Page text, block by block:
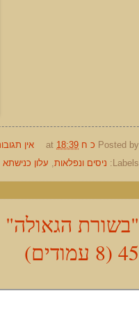
Posted by כ ח at 18:39
אין
Labels:
ניסים ונפלאות, עלון
"בשורת הגאולה"
45 (8 עמודים)‎